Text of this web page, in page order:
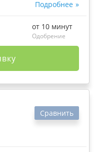
Подробнее
от 10 минут
Одобрение
Сравнить